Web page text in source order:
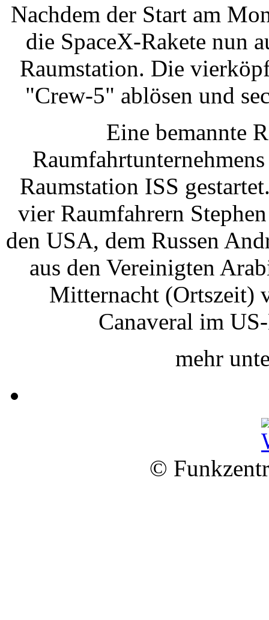
Nachdem der Start am
die SpaceX-Rakete nun
Raumstation. Die
"Crew-5" ablösen und
Eine bemannte
Raumstation ISS
vier Raumfahrern
den USA, dem Russen
aus den Vereinigten
Mitternacht (Ortszeit)
Canaveral im
mehr
©